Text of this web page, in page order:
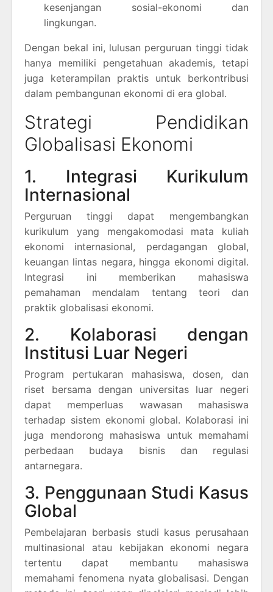
kesenjangan sosial-ekonomi dan
lingkungan.
Dengan bekal ini, lulusan perguruan tinggi tidak
hanya memiliki pengetahuan akademis, tetapi
juga keterampilan praktis untuk berkontribusi
dalam pembangunan ekonomi di era global.
Strategi Pendidikan
Globalisasi Ekonomi
1. Integrasi Kurikulum
Internasional
Perguruan tinggi dapat mengembangkan
kurikulum yang mengakomodasi mata kuliah
ekonomi internasional, perdagangan global,
keuangan lintas negara, hingga ekonomi digital.
Integrasi ini memberikan mahasiswa
pemahaman mendalam tentang teori dan
praktik globalisasi ekonomi.
2. Kolaborasi dengan
Institusi Luar Negeri
Program pertukaran mahasiswa, dosen, dan
riset bersama dengan universitas luar negeri
dapat memperluas wawasan mahasiswa
terhadap sistem ekonomi global. Kolaborasi ini
juga mendorong mahasiswa untuk memahami
perbedaan budaya bisnis dan regulasi
antarnegara.
3. Penggunaan Studi Kasus
Global
Pembelajaran berbasis studi kasus perusahaan
multinasional atau kebijakan ekonomi negara
tertentu dapat membantu mahasiswa
memahami fenomena nyata globalisasi. Dengan